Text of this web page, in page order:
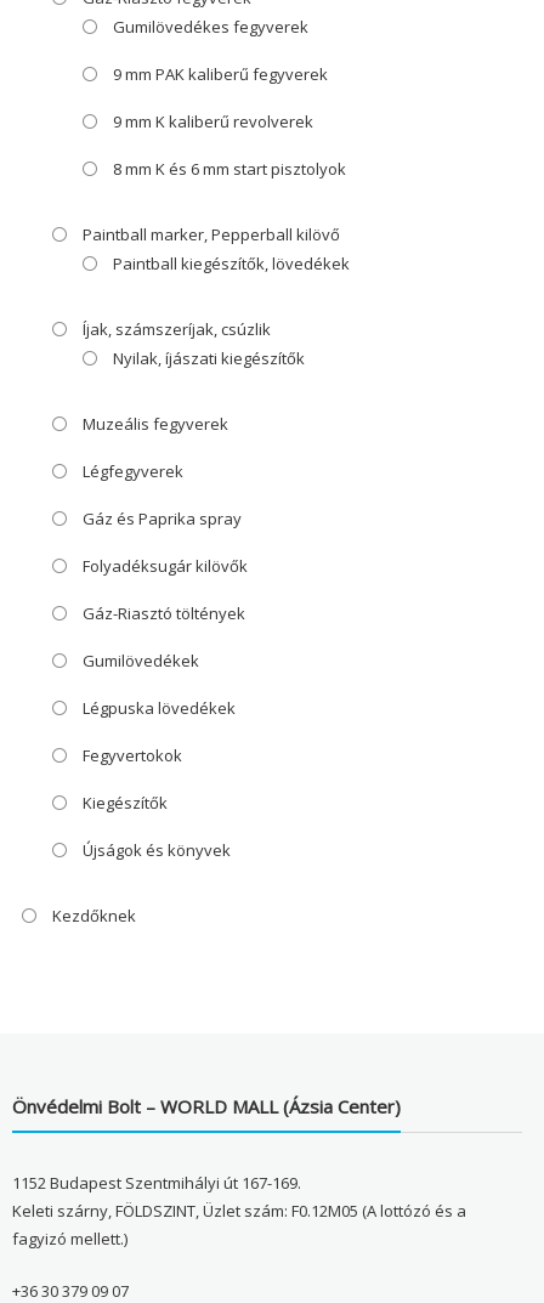
Gumilövedékes fegyverek
9 mm PAK kaliberű fegyverek
9 mm K kaliberű revolverek
8 mm K és 6 mm start pisztolyok
Paintball marker, Pepperball kilövő
Paintball kiegészítők, lövedékek
Íjak, számszeríjak, csúzlik
Nyilak, íjászati kiegészítők
Muzeális fegyverek
Légfegyverek
Gáz és Paprika spray
Folyadéksugár kilövők
Gáz-Riasztó töltények
Gumilövedékek
Légpuska lövedékek
Fegyvertokok
Kiegészítők
Újságok és könyvek
Kezdőknek
Önvédelmi Bolt – WORLD MALL (Ázsia Center)
1152 Budapest Szentmihályi út 167-169.
Keleti szárny, FÖLDSZINT, Üzlet szám: F0.12M05 (A lottózó és a
fagyizó mellett.)
+36 30 379 09 07